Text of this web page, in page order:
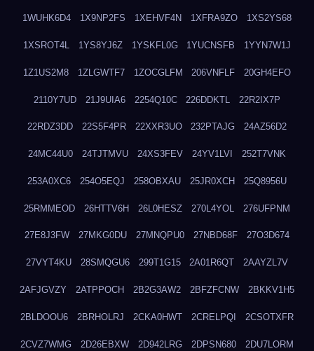
1WUHK6D4 1X9NP2FS 1XEHVF4N 1XFRA9ZO 1XS2YS68
1XSROT4L 1YS8YJ6Z 1YSKFL0G 1YUCNSFB 1YYN7W1J
1Z1US2M8 1ZLGWTF7 1ZOCGLFM 206VNFLF 20GH4EFO
2110Y7UD 21J9UIA6 2254Q10C 226DDKTL 22R2IX7P
22RDZ3DD 22S5F4PR 22XXR3UO 232PTAJG 24AZ56D2
24MC44U0 24TJTMVU 24XS3FEV 24YV1LVI 252T7VNK
253A0XC6 254O5EQJ 258OBXAU 25JR0XCH 25Q8956U
25RMMEOD 26HTTV6H 26L0HESZ 270L4YOL 276UFPNM
27E8J3FW 27MKG0DU 27MNQPU0 27NBD68F 27O3D674
27VYT4KU 28SMQGU6 299T1G15 2A01R6QT 2AAYZL7V
2AFJGVZY 2ATPPOCH 2B2G3AW2 2BFZFCNW 2BKKV1H5
2BLDOOU6 2BRHOLRJ 2CKA0HWT 2CRELPQI 2CSOTXFR
2CVZ7WMG 2D26EBXW 2D942LRG 2DPSN680 2DU7LORM